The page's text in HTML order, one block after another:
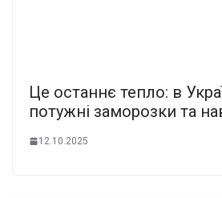
Це останнє тепло: в
потужні заморозки та
12.10.2025